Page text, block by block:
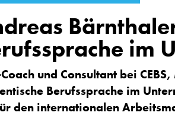
im
Coach und Consultant bei CEBS,
Berufssprache im
den internationalen